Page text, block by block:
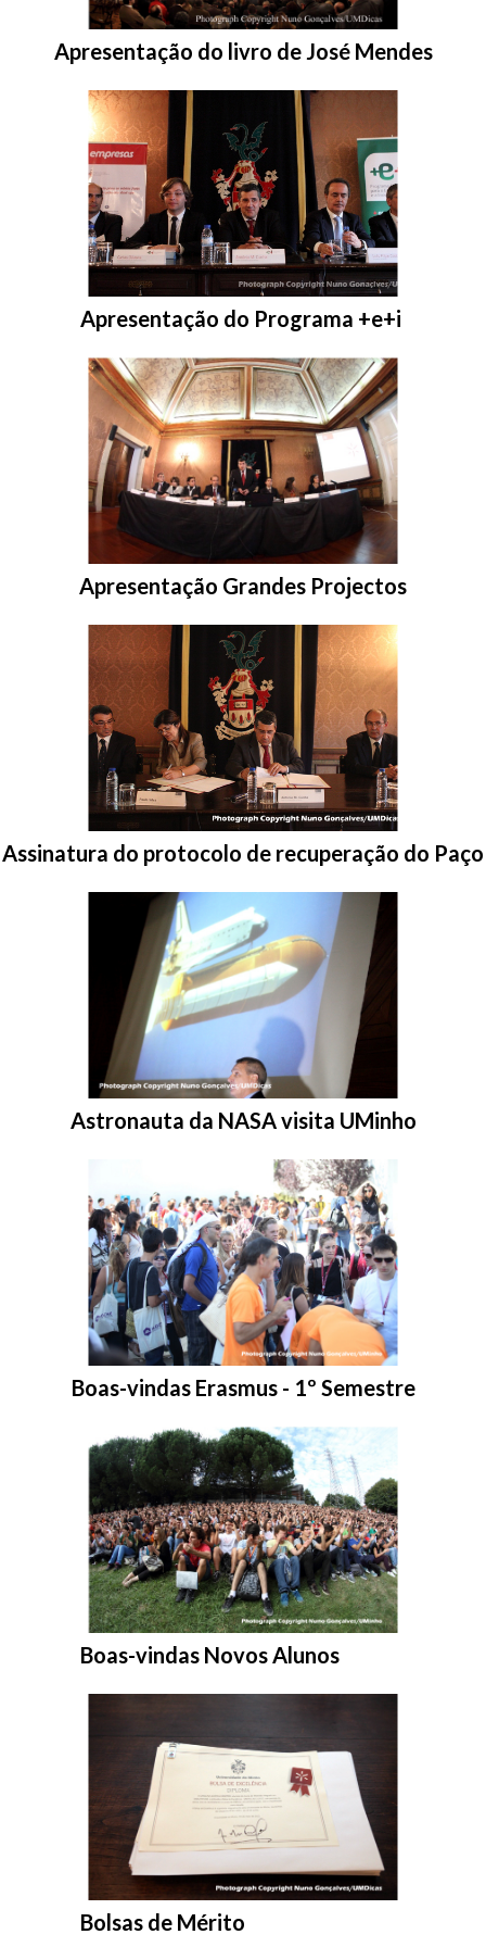
Entrar na pasta:
Apresentação do livro de José Mendes
Entrar na pasta:
Apresentação do Programa +e+i
Entrar na pasta:
Apresentação Grandes Projectos
Entrar na pasta:
Assinatura do protocolo de recuperação do Paço
Entrar na pasta:
Astronauta da NASA visita UMinho
Entrar na pasta:
Boas-vindas Erasmus - 1º Semestre
Entrar na pasta:
Boas-vindas Novos Alunos
Entrar na pasta:
Bolsas de Mérito